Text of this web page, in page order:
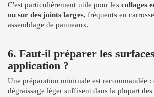
C'est particulièrement utile pour les collages
ou sur des joints larges, fréquents en
assemblage de panneaux.
6. Faut-il préparer les
application ?
Une préparation minimale est recommandée :
dégraissage léger suffisent dans la plupart des